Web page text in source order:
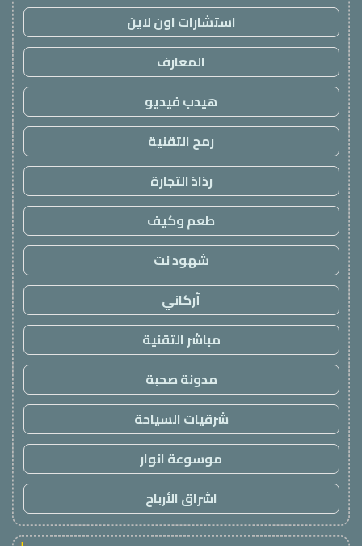
استشارات اون لاين
المعارف
هيدب فيديو
رمح التقنية
رذاذ التجارة
طعم وكيف
شهود نت
أركاني
مباشر التقنية
مدونة صحبة
شرقيات السياحة
موسوعة انوار
اشراق الأرباح